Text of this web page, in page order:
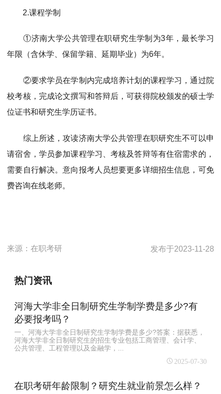
2.课程学制
①济南大学公共管理在职研究生学制为3年，最长学习
年限（含休学、保留学籍、延期毕业）为6年。
②要求学员在学制内完成培养计划的课程学习，通过院
校考核，完成论文撰写和答辩后，可获得院校颁发的硕士学
位证书和研究生学历证书。
综上所述，攻读济南大学公共管理在职研究生不可以申
请宿舍，学员参加课程学习、考核及答辩等有住宿需求的，
需要自行解决。意向报考人员想要更多详细招生信息，可免
费咨询在线老师。
来源：在职考研 发布于2023-11-28
热门资讯
河海大学非全日制研究生学制学费是多少?有
必要报考吗？
一、河海大学非全日制研究生学制学费是多少?答案：据获悉，
河海大学非全日制研究生的招生专业包括工商管理、会计学、
公共管理、工程管理以及金融学，...
2025-07-30
在职考研年龄限制？研究生就业前景怎么样？